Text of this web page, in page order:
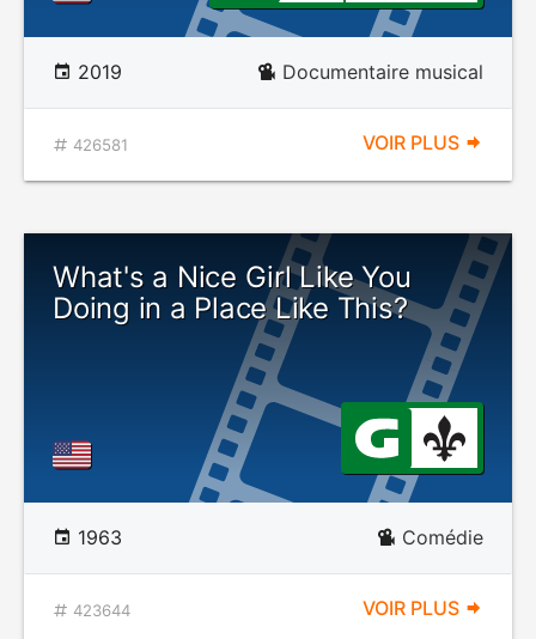
2019 Documentaire musical
426581 VOIR PLUS
What's a Nice Girl Like You
Doing in a Place Like This?
1963 Comédie
423644 VOIR PLUS